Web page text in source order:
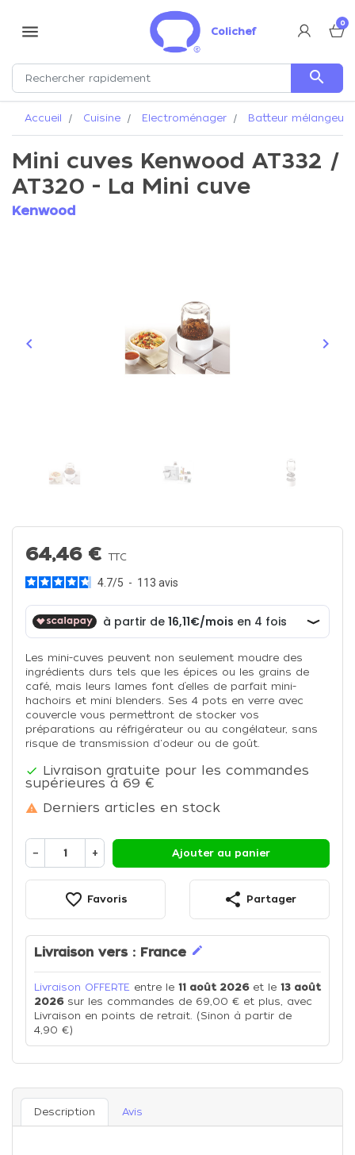
menu Colichef
0
search
Accueil Cuisine Electroménager Batteur mélangeur
Mini cuves Kenwood AT332 /
AT320 - La Mini cuve
Kenwood
Précédent
keyboard_arrow_left keyboard_arrow_right
64,46 €TTC
4.7/5 - 113 avis
Les mini-cuves peuvent non seulement moudre des
ingrédients durs tels que les épices ou les grains de
café, mais leurs lames font d’elles de parfait mini-
hachoirs et mini blenders. Ses 4 pots en verre avec
couvercle vous permettront de stocker vos
préparations au réfrigérateur ou au congélateur, sans
risque de transmission d'odeur ou de goût.
 Livraison gratuite pour les commandes
supérieures à 69 €
 Derniers articles en stock
− + Ajouter au panier
favorite_border Favoris share Partager
Livraison vers : France edit
Livraison OFFERTE entre le 11 août 2026et le 13 août
2026sur les commandes de 69,00 € et plus, avec
Livraison en points de retrait. (Sinon à partir de
4,90 €)
Description Avis